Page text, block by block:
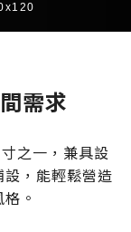
需求
之一，兼具設
設，能輕鬆營造
。